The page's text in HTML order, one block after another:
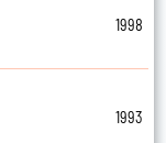
1998
1993